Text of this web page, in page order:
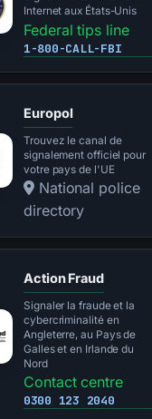
Internet aux États-Unis
Federal tips line
1-800-CALL-FBI
Europol
Trouvez le canal de
signalement officiel pour
votre pays de l'UE
National police
directory
Action Fraud
Signaler la fraude et la
cybercriminalité en
Angleterre, au Pays de
Galles et en Irlande du
Nord
Contact centre
0300 123 2040